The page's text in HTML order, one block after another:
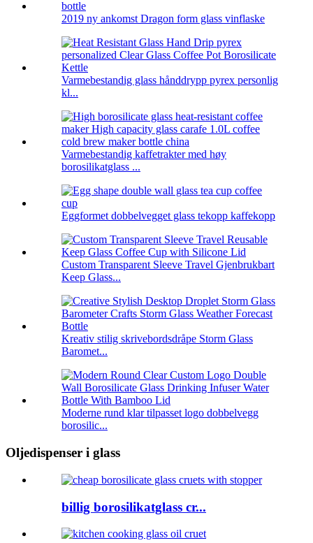
2019 ny ankomst Dragon form glass vinflaske
Varmebestandig glass hånddrypp pyrex personlig
kl...
Varmebestandig kaffetrakter med høy
borosilikatglass ...
Eggformet dobbelvegget glass tekopp kaffekopp
Custom Transparent Sleeve Travel Gjenbrukbart
Keep Glass...
Kreativ stilig skrivebordsdråpe Storm Glass
Baromet...
Moderne rund klar tilpasset logo dobbelvegg
borosilic...
Oljedispenser i glass
billig borosilikatglass cr...